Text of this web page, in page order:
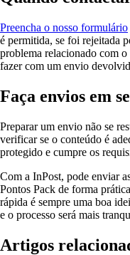
Preencha o nosso formulário
é permitida, se foi rejeitada
problema relacionado com o
fazer com um envio
Faça envios em
Preparar um envio não se
verificar se o conteúdo é
protegido e cumpre os
Com a InPost, pode enviar
Pontos Pack de forma
rápida é sempre uma boa
e o processo será mais
Artigos